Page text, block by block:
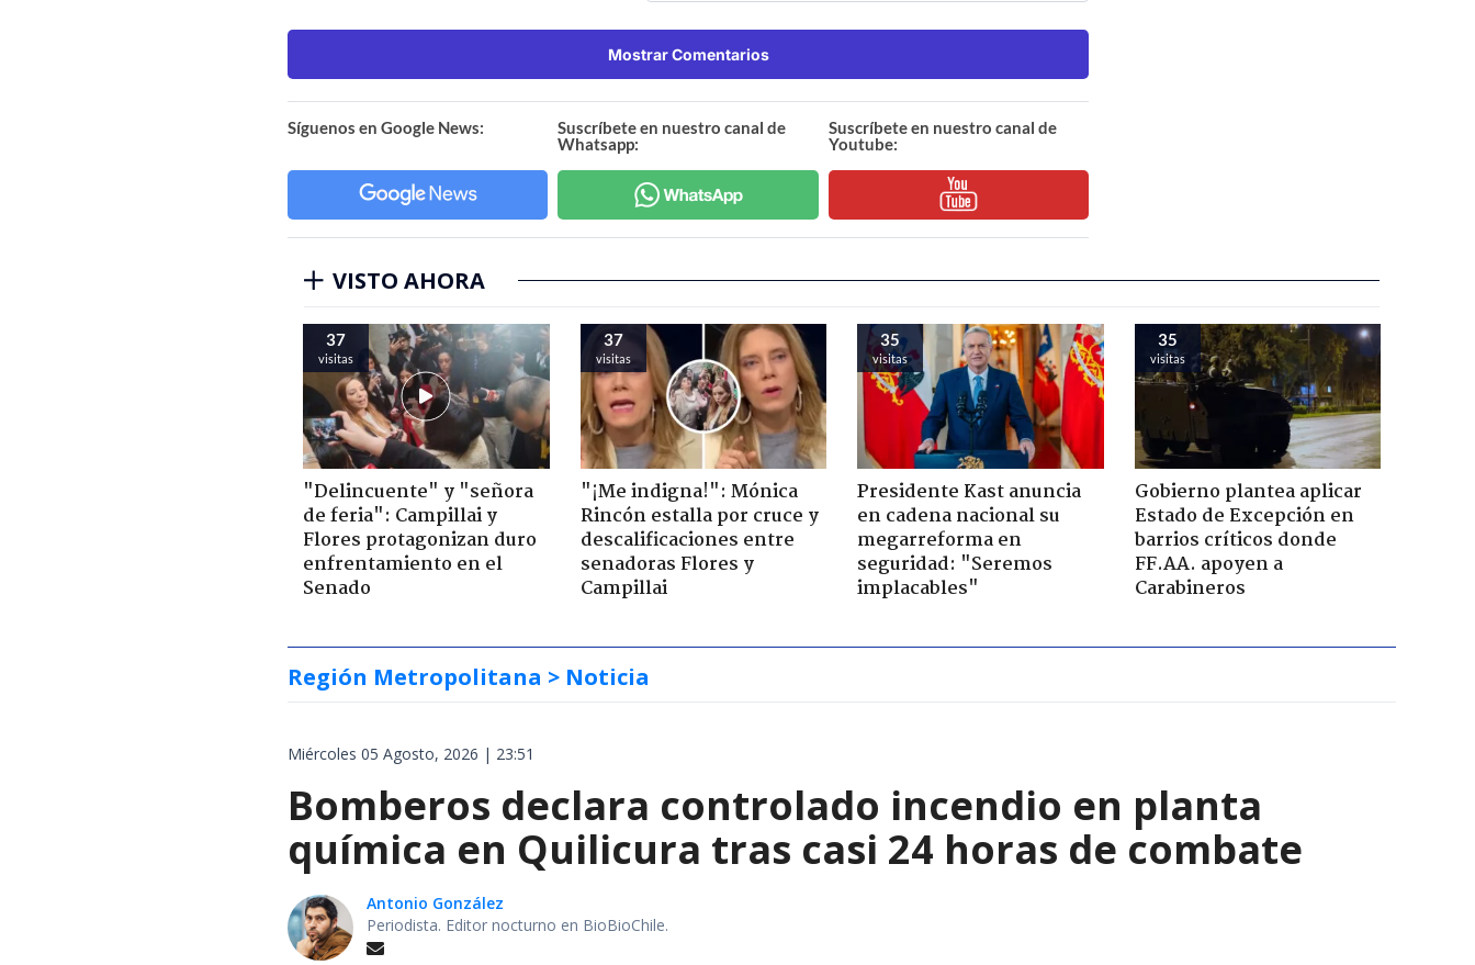
Mostrar Comentarios
Síguenos en Google News:
Suscríbete en nuestro canal de
Whatsapp:
Suscríbete en nuestro canal de
Youtube:
VISTO AHORA
37
visitas
"Delincuente" y "señora
de feria": Campillai y
Flores protagonizan duro
enfrentamiento en el
Senado
37
visitas
"¡Me indigna!": Mónica
Rincón estalla por cruce y
descalificaciones entre
senadoras Flores y
Campillai
35
visitas
Presidente Kast anuncia
en cadena nacional su
megarreforma en
seguridad: "Seremos
implacables"
35
visitas
Gobierno plantea aplicar
Estado de Excepción en
barrios críticos donde
FF.AA. apoyen a
Carabineros
Región Metropolitana > Noticia
Miércoles 05 Agosto, 2026 | 23:51
Bomberos declara controlado incendio en planta
química en Quilicura tras casi 24 horas de combate
Antonio González
Periodista. Editor nocturno en BioBioChile.